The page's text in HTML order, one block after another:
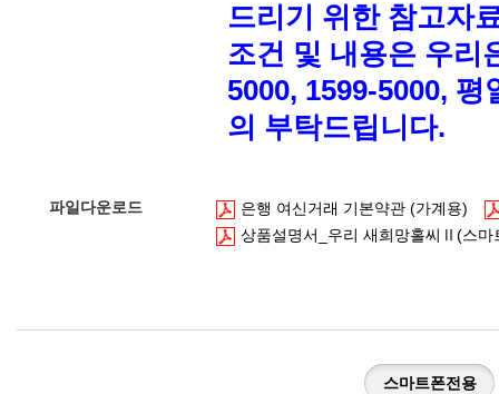
드리기 위한 참고자
조건 및 내용은 우리
5000, 1599-5000,
의 부탁드립니다.
파일다운로드
은행 여신거래 기본약관 (가계용)
상품설명서_우리 새희망홀씨Ⅱ(스마
스마트폰전용